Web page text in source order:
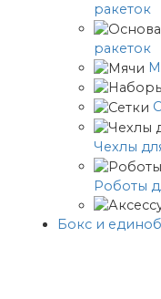
ракеток
ракеток
Чехлы
Роботы
Бокс и